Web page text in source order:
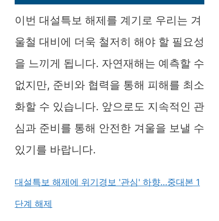
이번 대설특보 해제를 계기로 우리는 겨
울철 대비에 더욱 철저히 해야 할 필요성
을 느끼게 됩니다. 자연재해는 예측할 수
없지만, 준비와 협력을 통해 피해를 최소
화할 수 있습니다. 앞으로도 지속적인 관
심과 준비를 통해 안전한 겨울을 보낼 수
있기를 바랍니다.
대설특보 해제에 위기경보 '관심' 하향…중대본 1
단계 해제